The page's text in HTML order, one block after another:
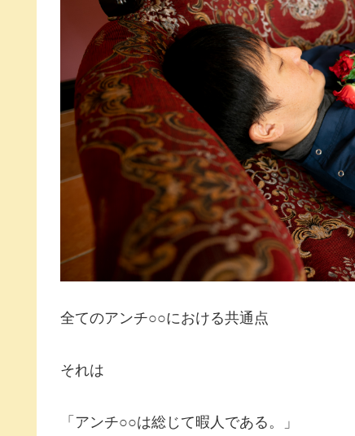
全てのアンチ○○における共通点
それは
「アンチ○○は総じて暇人である。」